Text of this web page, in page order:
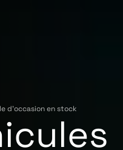
d'occasion en stock